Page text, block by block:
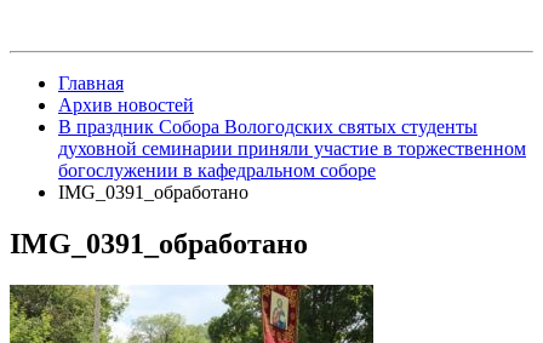
Главная
Архив новостей
В праздник Собора Вологодских святых студенты
духовной семинарии приняли участие в торжественном
богослужении в кафедральном соборе
IMG_0391_обработано
IMG_0391_обработано